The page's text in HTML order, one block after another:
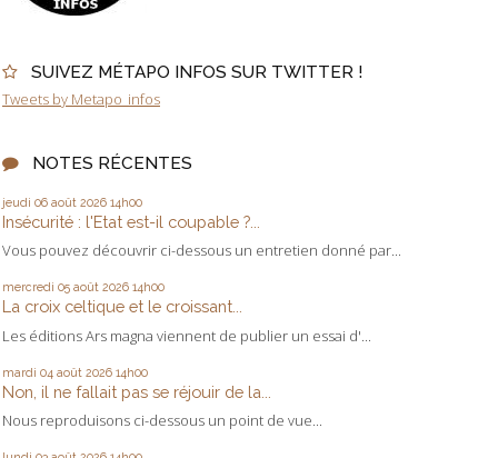
SUIVEZ MÉTAPO INFOS SUR TWITTER !
Tweets by Metapo_infos
NOTES RÉCENTES
jeudi 06 août 2026 14h00
Insécurité : l'Etat est-il coupable ?...
Vous pouvez découvrir ci-dessous un entretien donné par...
mercredi 05 août 2026 14h00
La croix celtique et le croissant...
Les éditions Ars magna viennent de publier un essai d'...
mardi 04 août 2026 14h00
Non, il ne fallait pas se réjouir de la...
Nous reproduisons ci-dessous un point de vue...